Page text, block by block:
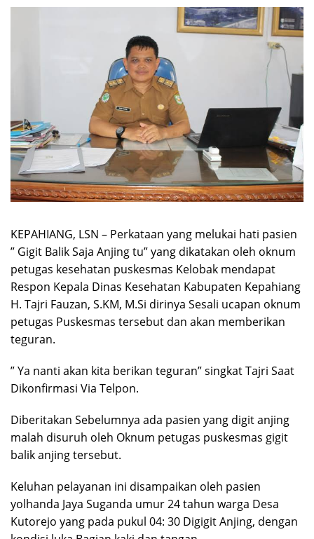
KEPAHIANG, LSN – Perkataan yang melukai hati pasien
” Gigit Balik Saja Anjing tu” yang dikatakan oleh oknum
petugas kesehatan puskesmas Kelobak mendapat
Respon Kepala Dinas Kesehatan Kabupaten Kepahiang
H. Tajri Fauzan, S.KM, M.Si dirinya Sesali ucapan oknum
petugas Puskesmas tersebut dan akan memberikan
teguran.
” Ya nanti akan kita berikan teguran” singkat Tajri Saat
Dikonfirmasi Via Telpon.
Diberitakan Sebelumnya ada pasien yang digit anjing
malah disuruh oleh Oknum petugas puskesmas gigit
balik anjing tersebut.
Keluhan pelayanan ini disampaikan oleh pasien
yolhanda Jaya Suganda umur 24 tahun warga Desa
Kutorejo yang pada pukul 04: 30 Digigit Anjing, dengan